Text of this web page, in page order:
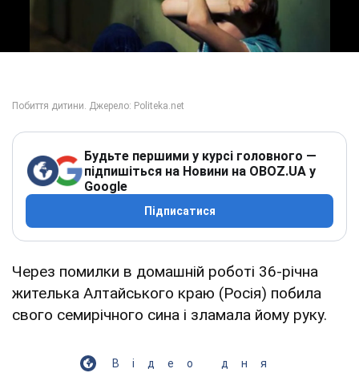
Будьте першими у курсі головного —
підпишіться на Новини на OBOZ.UA у
Google
Підписатися
Через помилки в домашній роботі 36-річна
жителька Алтайського краю (Росія) побила
свого семирічного сина і зламала йому руку.
Відео дня